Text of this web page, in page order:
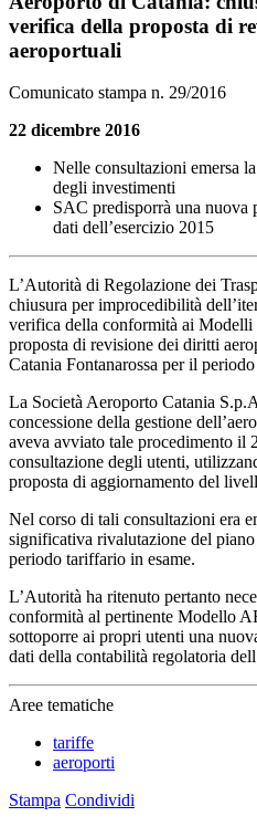
verifica della proposta di
aeroportuali
Comunicato stampa n. 29/2016
22 dicembre 2016
Nelle consultazioni emersa
degli investimenti
SAC predisporrà una
dati dell’esercizio 2015
L’Autorità di Regolazione dei
chiusura per improcedibilità
verifica della conformità ai
proposta di revisione dei diritti
Catania Fontanarossa per il
La Società Aeroporto Catania
concessione della gestione
aveva avviato tale procedimento il
consultazione degli utenti,
proposta di aggiornamento del
Nel corso di tali consultazioni era
significativa rivalutazione del
periodo tariffario in esame.
L’Autorità ha ritenuto pertanto
conformità al pertinente Modello
sottoporre ai propri utenti una
dati della contabilità regolatoria
Aree tematiche
tariffe
aeroporti
Stampa Condividi